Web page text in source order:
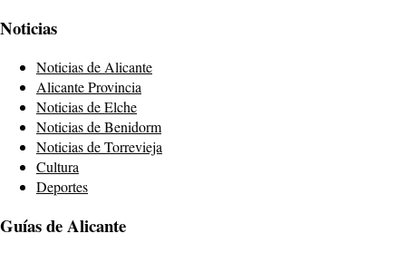
Noticias
Noticias de Alicante
Alicante Provincia
Noticias de Elche
Noticias de Benidorm
Noticias de Torrevieja
Cultura
Deportes
Guías de Alicante